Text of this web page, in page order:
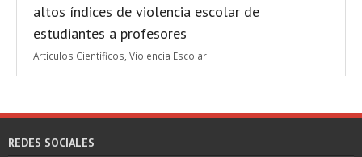
altos índices de violencia escolar de
estudiantes a profesores
Artículos Científicos Violencia Escolar
REDES SOCIALES